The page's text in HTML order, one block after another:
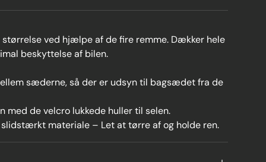
størrelse ved hjælpe af de fire remme. Dækker hele
beskyttelse af bilen.
sæderne, så der er udsyn til bagsædet fra de
med de velcro lukkede huller til selen.
materiale – Let at tørre af og holde ren.